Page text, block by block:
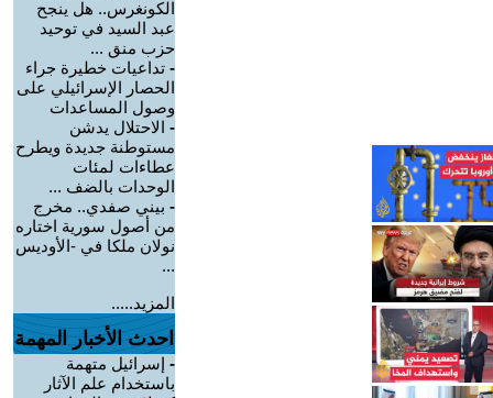
الكونغرس.. هل ينجح
عبد السيد في توحيد
حزب منق ...
- تداعيات خطيرة جراء
الحصار الإسرائيلي على
وصول المساعدات
- الاحتلال يدشن
مستوطنة جديدة ويطرح
عطاءات لمئات
الوحدات بالضف ...
- بيني صفدي.. مخرج
من أصول سورية اختاره
نولان ملكا في -الأوديس
...
المزيد.....
احدث الأخبار المهمة
- إسرائيل متهمة
باستخدام علم الآثار